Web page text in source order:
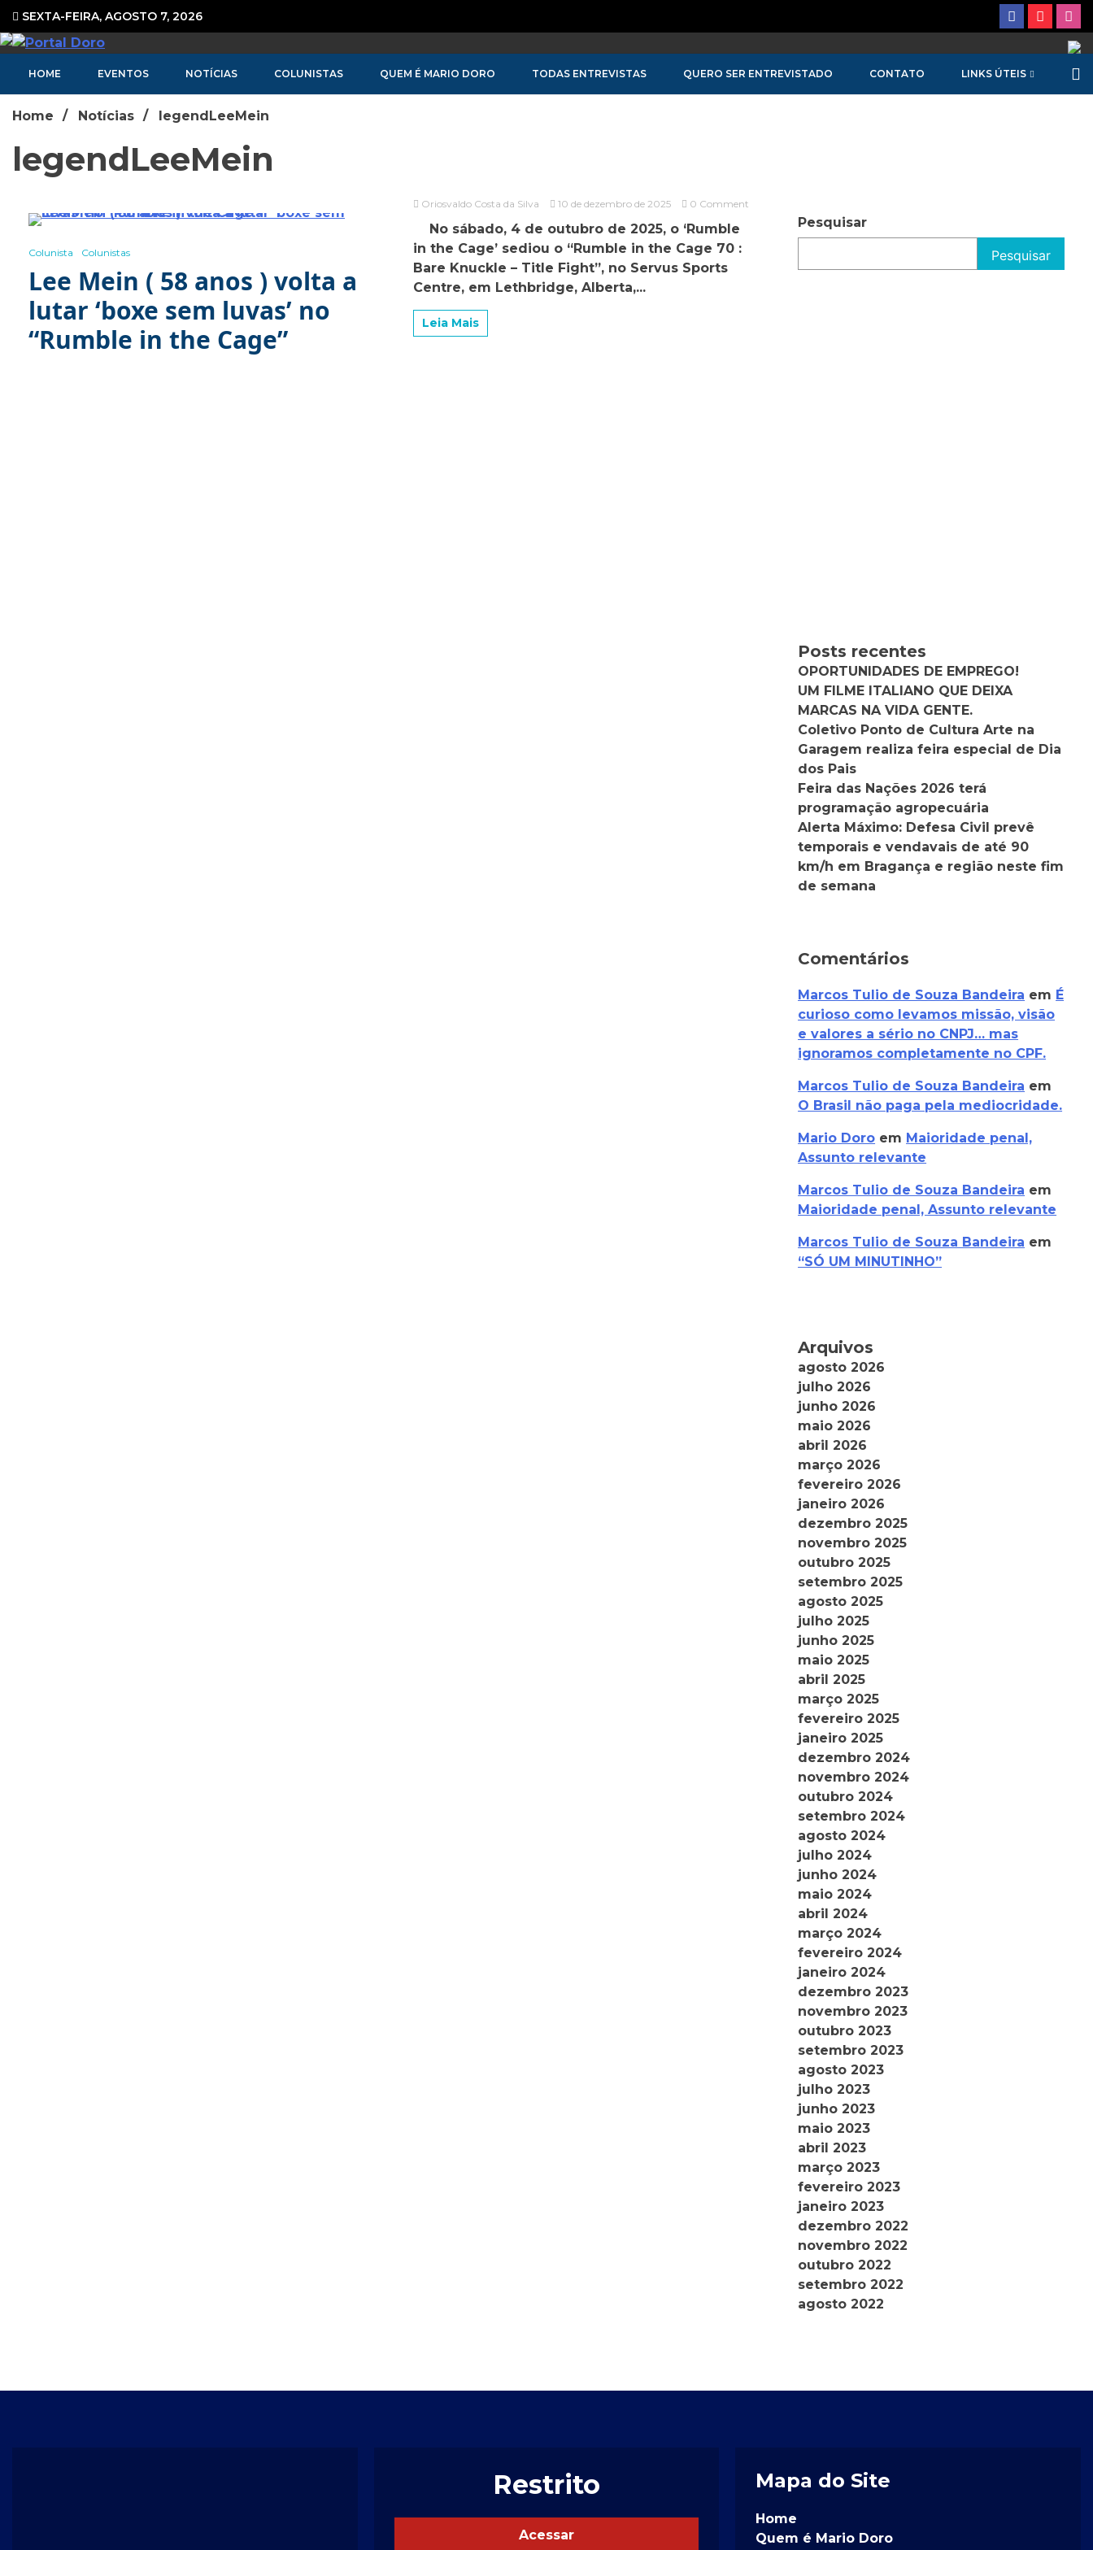
o
conteúdo
SEXTA-FEIRA, AGOSTO 7, 2026
HOME EVENTOS NOTÍCIAS COLUNISTAS QUEM É MARIO DORO TODAS ENTREVISTAS QUERO SER ENTREVISTADO CONTATO LINKS ÚTEIS
Home Notícias legendLeeMein
legendLeeMein
Colunista
Colunistas
Lee Mein ( 58 anos ) volta a
lutar ‘boxe sem luvas’ no
“Rumble in the Cage”
Oriosvaldo Costa da Silva 10 de dezembro de 2025
0 Comment
Mein
(
58
anos
volta
a
No sábado, 4 de outubro de 2025, o ‘Rumble
in the Cage’ sediou o “Rumble in the Cage 70 :
Bare Knuckle – Title Fight”, no Servus Sports
Centre, em Lethbridge, Alberta,...
Leia Mais
Pesquisar
Pesquisar
Posts recentes
OPORTUNIDADES DE EMPREGO!
UM FILME ITALIANO QUE DEIXA
MARCAS NA VIDA GENTE.
Coletivo Ponto de Cultura Arte na
Garagem realiza feira especial de Dia
dos Pais
Feira das Nações 2026 terá
programação agropecuária
Alerta Máximo: Defesa Civil prevê
temporais e vendavais de até 90
km/h em Bragança e região neste fim
de semana
Comentários
Marcos Tulio de Souza Bandeira em É
curioso como levamos missão, visão
e valores a sério no CNPJ… mas
ignoramos completamente no CPF.
Marcos Tulio de Souza Bandeira em
O Brasil não paga pela mediocridade.
Mario Doro em Maioridade penal,
Assunto relevante
Marcos Tulio de Souza Bandeira em
Maioridade penal, Assunto relevante
Marcos Tulio de Souza Bandeira em
“SÓ UM MINUTINHO”
Arquivos
agosto 2026
julho 2026
junho 2026
maio 2026
abril 2026
março 2026
fevereiro 2026
janeiro 2026
dezembro 2025
novembro 2025
outubro 2025
setembro 2025
agosto 2025
julho 2025
junho 2025
maio 2025
abril 2025
março 2025
fevereiro 2025
janeiro 2025
dezembro 2024
novembro 2024
outubro 2024
setembro 2024
agosto 2024
julho 2024
junho 2024
maio 2024
abril 2024
março 2024
fevereiro 2024
janeiro 2024
dezembro 2023
novembro 2023
outubro 2023
setembro 2023
agosto 2023
julho 2023
junho 2023
maio 2023
abril 2023
março 2023
fevereiro 2023
janeiro 2023
dezembro 2022
novembro 2022
outubro 2022
setembro 2022
agosto 2022
Restrito
Acessar
Mapa do Site
Home
Quem é Mario Doro